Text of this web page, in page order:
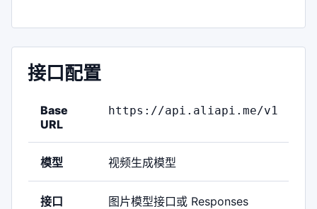
接口配置
Base
URL
https://api.aliapi.me/v1
模型 视频生成模型
接口 图片模型接口或 Responses